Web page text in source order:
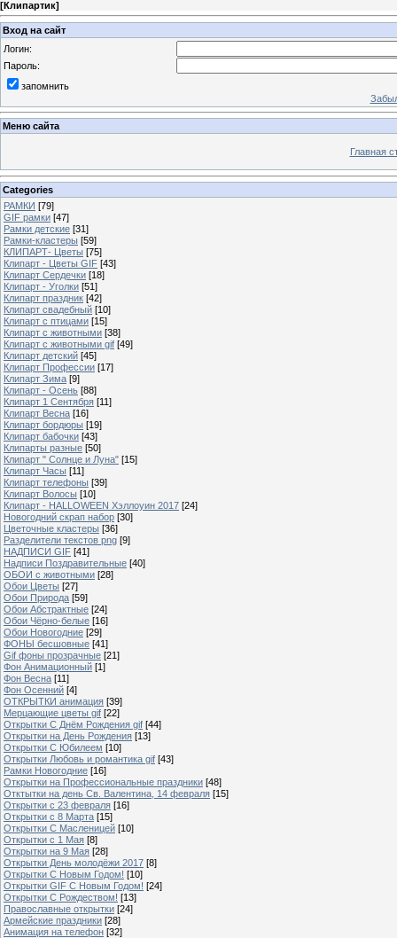
[Клипартик]
Вход на сайт
Логин:
Пароль:
запомнить
Меню сайта
Главная
Categories
РАМКИ [79]
GIF рамки [47]
Рамки детские [31]
Рамки-кластеры [59]
КЛИПАРТ- Цветы [75]
Клипарт - Цветы GIF [43]
Клипарт Сердечки [18]
Клипарт - Уголки [51]
Клипарт праздник [42]
Клипарт свадебный [10]
Клипарт с птицами [15]
Клипарт с животными [38]
Клипарт с животными gif [49]
Клипарт детский [45]
Клипарт Профессии [17]
Клипарт Зима [9]
Клипарт - Осень [88]
Клипарт 1 Сентября [11]
Клипарт Весна [16]
Клипарт бордюры [19]
Клипарт бабочки [43]
Клипарты разные [50]
Клипарт " Солнце и Луна" [15]
Клипарт Часы [11]
Клипарт телефоны [39]
Клипарт Волосы [10]
Клипарт - HALLOWEEN Хэллоуин 2017 [24]
Новогодний скрап набор [30]
Цветочные кластеры [36]
Разделители текстов png [9]
НАДПИСИ GIF [41]
Надписи Поздравительные [40]
ОБОИ с животными [28]
Обои Цветы [27]
Обои Природа [59]
Обои Абстрактные [24]
Обои Чёрно-белые [16]
Обои Новогодние [29]
ФОНЫ бесшовные [41]
Gif фоны прозрачные [21]
Фон Анимационный [1]
Фон Весна [11]
Фон Осенний [4]
ОТКРЫТКИ анимация [39]
Мерцающие цветы gif [22]
Открытки С Днём Рождения gif [44]
Открытки на День Рождения [13]
Открытки С Юбилеем [10]
Открытки Любовь и романтика gif [43]
Рамки Новогодние [16]
Открытки на Профессиональные праздники [48]
Отктытки на день Св. Валентина, 14 февраля [15]
Открытки с 23 февраля [16]
Открытки с 8 Марта [15]
Открытки С Масленицей [10]
Открытки с 1 Мая [8]
Открытки на 9 Мая [28]
Открытки День молодёжи 2017 [8]
Открытки С Новым Годом! [10]
Открытки GIF С Новым Годом! [24]
Открытки С Рождеством! [13]
Православные открытки [24]
Армейские праздники [28]
Анимация на телефон [32]